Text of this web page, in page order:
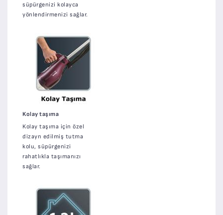
süpürgenizi kolayca
yönlendirmenizi sağlar.
Kolay taşıma
Kolay taşıma için özel
dizayn edilmiş tutma
kolu, süpürgenizi
rahatlıkla taşımanızı
sağlar.